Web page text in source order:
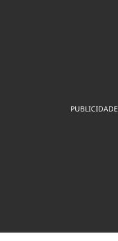
PUBLICIDADE